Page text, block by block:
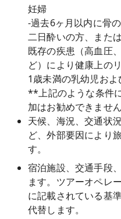
妊婦
-過去6ヶ月以内に骨
二日酔いの方、また
既存の疾患（高血圧
ど）により健康上の
1歳未満の乳幼児お
**上記のような条件
加はお勧めできませ
天候、海況、交通状
ど、外部要因により
す。
宿泊施設、交通手段
ます。ツアーオペレ
に記載されている基
代替します。